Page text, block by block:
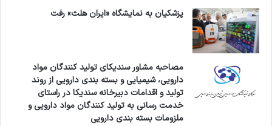
پزشکیان به نمایشگاه «ایران هلث» رفت
مصاحبه مشاور سندیکای تولید کنندگان مواد
دارویی، شیمیایی و بسته بندی دارویی از روند
تولید و اقدامات دبیرخانه سندیکا در راستای
خدمت رسانی به تولید کنندگان مواد دارویی و
ملزومات بسته بندی دارویی